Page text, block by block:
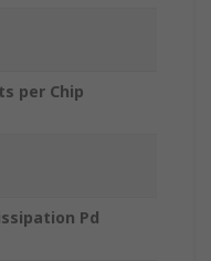
per Chip
Pd